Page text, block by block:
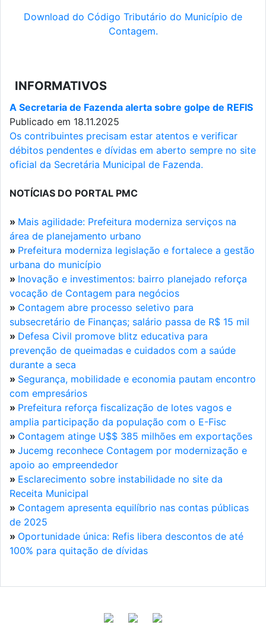
Download do Código Tributário do Município de
Contagem.
INFORMATIVOS
A Secretaria de Fazenda alerta sobre golpe de REFIS
Publicado em 18.11.2025
Os contribuintes precisam estar atentos e verificar
débitos pendentes e dívidas em aberto sempre no site
oficial da Secretária Municipal de Fazenda.
NOTÍCIAS DO PORTAL PMC
» Mais agilidade: Prefeitura moderniza serviços na
área de planejamento urbano
» Prefeitura moderniza legislação e fortalece a gestão
urbana do município
» Inovação e investimentos: bairro planejado reforça
vocação de Contagem para negócios
» Contagem abre processo seletivo para
subsecretário de Finanças; salário passa de R$ 15 mil
» Defesa Civil promove blitz educativa para
prevenção de queimadas e cuidados com a saúde
durante a seca
» Segurança, mobilidade e economia pautam encontro
com empresários
» Prefeitura reforça fiscalização de lotes vagos e
amplia participação da população com o E-Fisc
» Contagem atinge U$$ 385 milhões em exportações
» Jucemg reconhece Contagem por modernização e
apoio ao empreendedor
» Esclarecimento sobre instabilidade no site da
Receita Municipal
» Contagem apresenta equilíbrio nas contas públicas
de 2025
» Oportunidade única: Refis libera descontos de até
100% para quitação de dívidas